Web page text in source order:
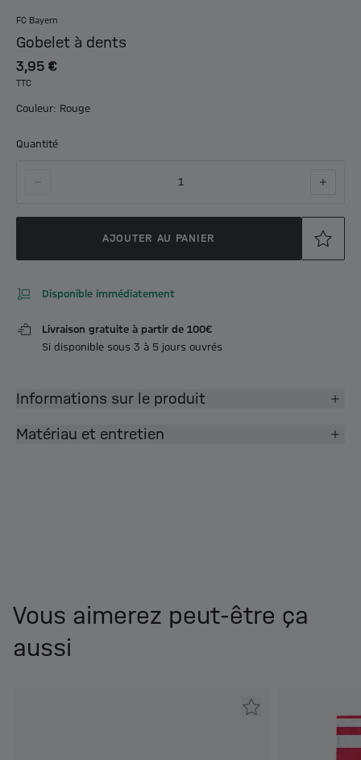
FC Bayern
Gobelet à dents
3,95 €
TTC
Couleur: Rouge
Quantité
1
AJOUTER AU PANIER
Disponible immédiatement
Livraison gratuite à partir de 100€
Si disponible sous 3 à 5 jours ouvrés
Informations sur le produit
Matériau et entretien
Vous aimerez peut-être ça
aussi